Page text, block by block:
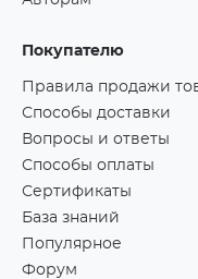
Покупателю
Правила продажи
Способы доставки
Вопросы и ответы
Способы оплаты
Сертификаты
База знаний
Популярное
Форум